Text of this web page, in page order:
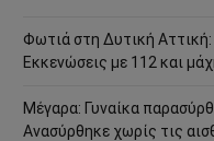
Φωτιά στη Δυτική
Εκκενώσεις με 112 και
Μέγαρα: Γυναίκα
Ανασύρθηκε χωρίς τις